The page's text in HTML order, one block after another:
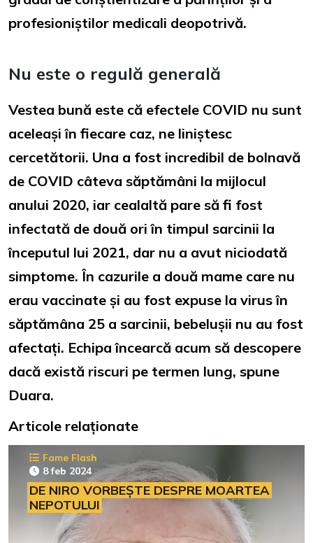
profesioniștilor medicali deopotrivă.
Nu este o regulă generală
Vestea bună este că efectele COVID nu sunt
aceleași în fiecare caz, ne liniștesc
cercetătorii. Una a fost incredibil de bolnavă
de COVID câteva săptămâni la mijlocul
anului 2020, iar cealaltă pare să fi fost
infectată de două ori în timpul sarcinii la
începutul lui 2021, dar nu a avut niciodată
simptome. În cazurile a două mame care nu
erau vaccinate și au fost expuse la virus în
săptămâna 25 a sarcinii, bebelușii nu au fost
afectați. Echipa încearcă acum să descopere
dacă există riscuri pe termen lung, spune
Duara.
Articole relaționate
Fame Flash
8 feb 2024
DE NIRO VORBEȘTE DESPRE MOARTEA
NEPOTULUI